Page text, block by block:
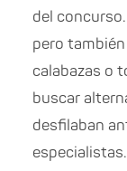
del
pero
calabazas o
buscar
desfilaban
especialistas.